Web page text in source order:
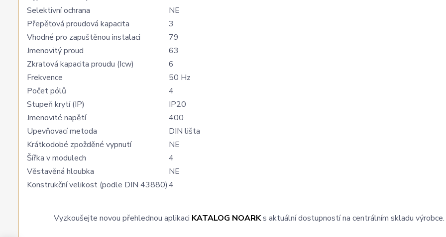
Selektivní ochrana
NE
Přepěťová proudová kapacita
3
Vhodné pro zapuštěnou instalaci
79
Jmenovitý proud
63
Zkratová kapacita proudu (Icw)
6
Frekvence
50 Hz
Počet pólů
4
Stupeň krytí (IP)
IP20
Jmenovité napětí
400
Upevňovací metoda
DIN lišta
Krátkodobé zpožděné vypnutí
NE
Šířka v modulech
4
Věstavěná hloubka
NE
Konstrukční velikost (podle DIN 43880)4
Vyzkoušejte novou přehlednou aplikaci KATALOG NOARKs aktuální dostupností na centrálním skladu výrobce.